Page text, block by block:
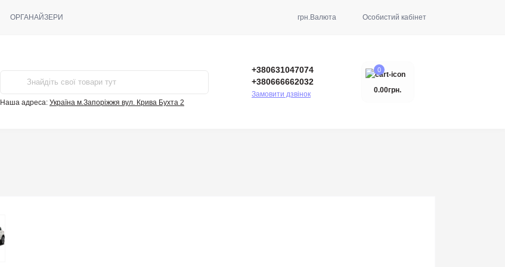
ОРГАНАЙЗЕРИ грн.Валюта Особистий кабінет
Наша адреса: Україна м.Запоріжжя вул. Крива Бухта 2
+380631047074
+380666662032
Замовити дзвінок
0
0.00грн.